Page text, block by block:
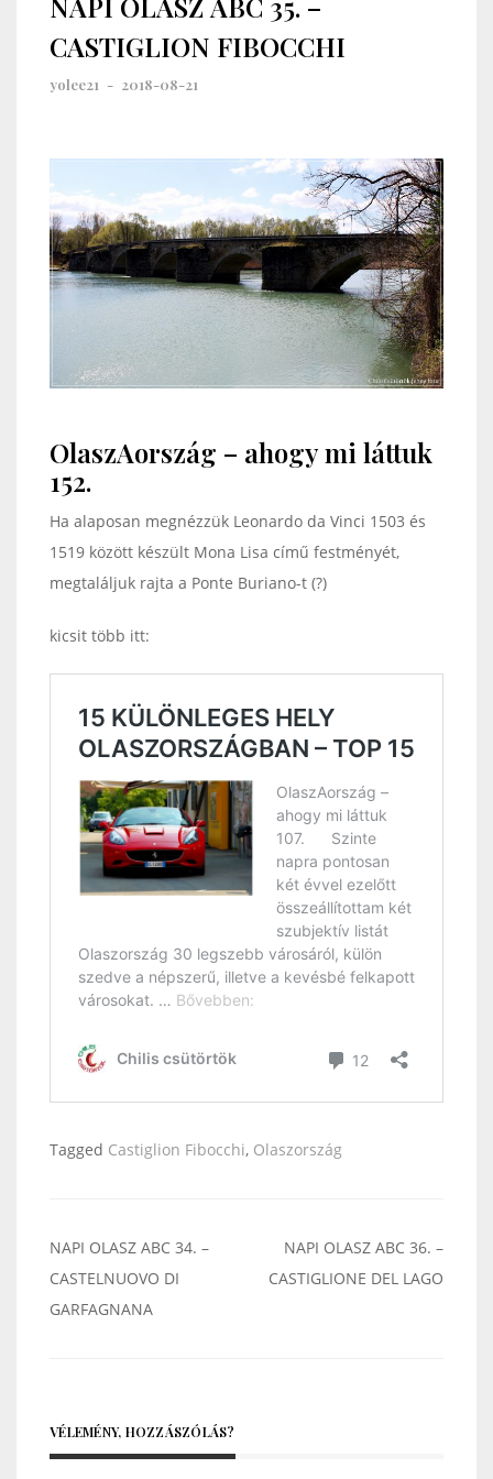
CASTIGLION FIBOCCHI
yolee21 - 2018-08-21
OlaszAország – ahogy mi láttuk
152.
Ha alaposan megnézzük Leonardo da Vinci 1503 és
1519 között készült Mona Lisa című festményét,
megtaláljuk rajta a Ponte Buriano-t (?)
kicsit több itt:
Tagged Castiglion Fibocchi, Olaszország
Bejegyzés
navigáció
NAPI OLASZ ABC 34. –
CASTELNUOVO DI
GARFAGNANA
NAPI OLASZ ABC 36. –
CASTIGLIONE DEL LAGO
VÉLEMÉNY, HOZZÁSZÓLÁS?